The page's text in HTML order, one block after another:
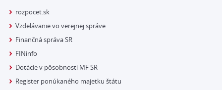
rozpocet.sk
Vzdelávanie vo verejnej správe
Finančná správa SR
FINinfo
Dotácie v pôsobnosti MF SR
Register ponúkaného majetku štátu